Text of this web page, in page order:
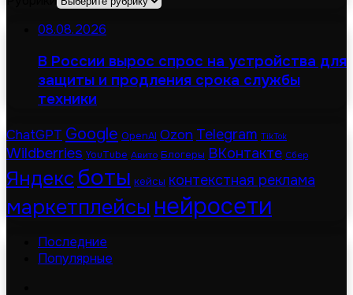
08.08.2026
В России вырос спрос на устройства для
защиты и продления срока службы
техники
ChatGPT Google OpenAI Ozon Telegram TikTok
Wildberries YouTube Авито Блогеры ВКонтакте Сбер
Яндексботы кейсы контекстная реклама
маркетплейсы нейросети
Последние
Популярные